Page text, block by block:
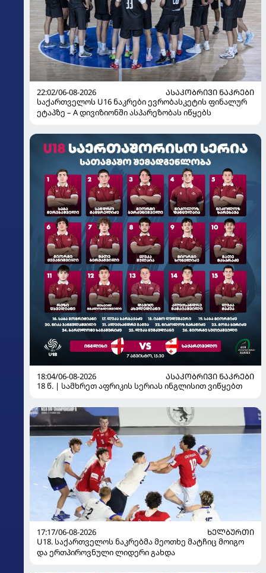
22:02/06-08-2026
ᲐᲡᲐᲙᲝᲑᲠᲘᲕᲘ ᲜᲐᲙᲠᲔᲑᲘ
საქართველოს U16 ნაკრები ევრობასკეტის ფინალურ
ეტაპზე – A დივიზიონში ასპარეზობას იწყებს
18:04/06-08-2026
ᲐᲡᲐᲙᲝᲑᲠᲘᲕᲘ ᲜᲐᲙᲠᲔᲑᲘ
18 წ. | სამხრეთ აფრიკის სერიას ინგლისით ვიწყებთ
17:17/06-08-2026
ᲮᲔᲚᲑᲣᲠᲗᲘ
U18. საქართველოს ნაკრებმა მეოთხე მატჩიც მოიგო
და ერთპიროვნული ლიდერი გახდა